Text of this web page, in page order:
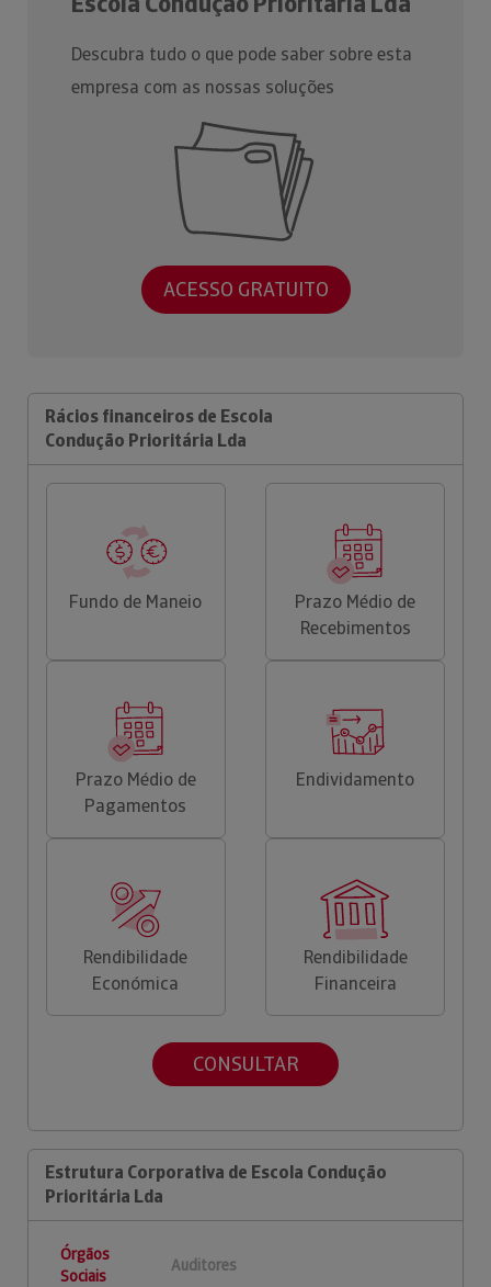
Descubra tudo o que pode saber sobre esta
empresa com as nossas soluções
ACESSO GRATUITO
Rácios financeiros de Escola
Condução Prioritária Lda
Fundo de Maneio
Prazo Médio de
Recebimentos
Prazo Médio de
Pagamentos
Endividamento
Rendibilidade
Económica
Rendibilidade
Financeira
CONSULTAR
Estrutura Corporativa de Escola Condução
Prioritária Lda
Órgãos
Sociais
Auditores